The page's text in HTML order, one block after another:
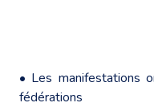
• Les manifestations
fédérations